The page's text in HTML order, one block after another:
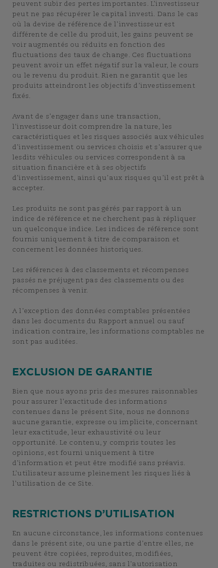
peuvent subir des pertes importantes. L’investisseur
peut ne pas récupérer le capital investi. Dans le cas
où la devise de référence de l’investisseur est
différente de celle du produit, les gains peuvent se
voir augmentés ou réduits en fonction des
fluctuations des taux de change. Ces fluctuations
peuvent avoir un effet négatif sur la valeur, le cours
ou le revenu du produit. Rien ne garantit que les
produits atteindront les objectifs d’investissement
fixés.
Avant de s’engager dans une transaction,
l’investisseur doit comprendre la nature, les
caractéristiques et les risques associés aux véhicules
d’investissement ou services choisis et s’assurer que
lesdits véhicules ou services correspondent à sa
situation financière et à ses objectifs
d’investissement, ainsi qu’aux risques qu’il est prêt à
accepter.
Les produits ne sont pas gérés par rapport à un
indice de référence et ne cherchent pas à répliquer
un quelconque indice. Les indices de référence sont
fournis uniquement à titre de comparaison et
concernent les données historiques.
Les références à des classements et récompenses
passés ne préjugent pas des classements ou des
récompenses à venir.
A l’exception des données comptables présentées
dans les documents du Rapport annuel ou sauf
indication contraire, les informations comptables ne
sont pas auditées.
EXCLUSION DE GARANTIE
Bien que nous ayons pris des mesures raisonnables
pour assurer l’exactitude des informations
contenues dans le présent Site, nous ne donnons
aucune garantie, expresse ou implicite, concernant
leur exactitude, leur exhaustivité ou leur
opportunité. Le contenu, y compris toutes les
opinions, est fourni uniquement à titre
d’information et peut être modifié sans préavis.
L’utilisateur assume pleinement les risques liés à
l’utilisation de ce Site.
RESTRICTIONS D’UTILISATION
En aucune circonstance, les informations contenues
dans le présent site, ou une partie d’entre elles, ne
peuvent être copiées, reproduites, modifiées,
traduites ou redistribuées, sans l’autorisation